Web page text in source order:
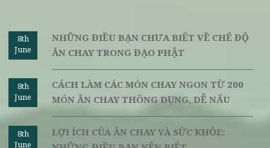
0125 353 5656.
Ngày đăng: 13/08/2018 | Người